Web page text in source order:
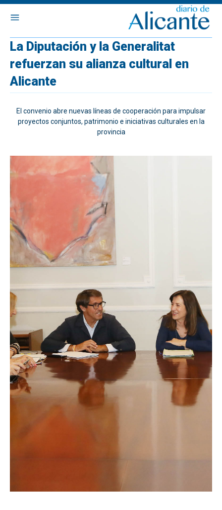
La Diputación y la Generalitat
refuerzan su alianza cultural en
Alicante
El convenio abre nuevas líneas de cooperación para impulsar
proyectos conjuntos, patrimonio e iniciativas culturales en la
provincia